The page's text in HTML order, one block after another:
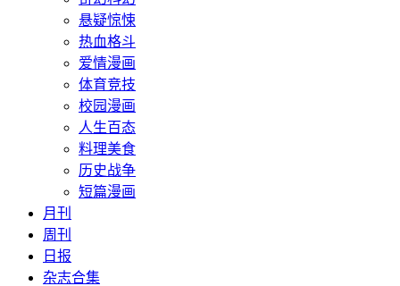
悬疑惊悚
热血格斗
爱情漫画
体育竞技
校园漫画
人生百态
料理美食
历史战争
短篇漫画
月刊
周刊
日报
杂志合集